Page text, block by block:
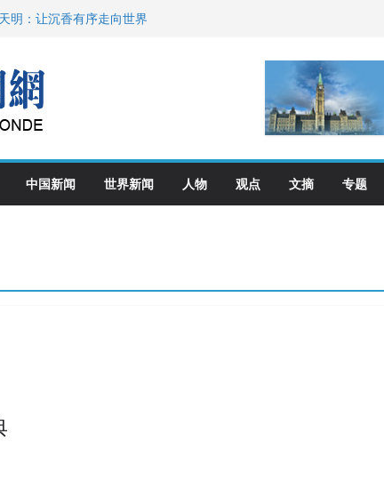
明：让沉香有序走向世界
南天香：加拿大茶艺师邓岚月海南沉香
中国新闻 世界新闻 人物 观点 文摘 专题